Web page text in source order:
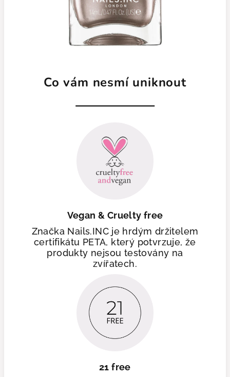
Co vám nesmí uniknout
Vegan & Cruelty free
Značka Nails.INC je hrdým držitelem
certifikátu PETA, který potvrzuje, že
produkty nejsou testovány na
zvířatech.
21 free